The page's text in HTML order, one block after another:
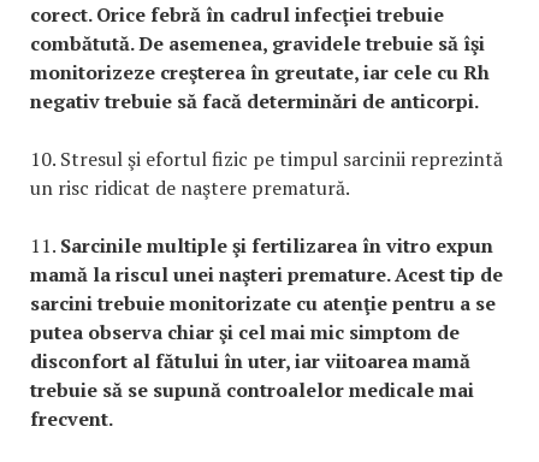
corect. Orice febră în cadrul infecţiei trebuie
combătută. De asemenea, gravidele trebuie să îşi
monitorizeze creşterea în greutate, iar cele cu Rh
negativ trebuie să facă determinări de anticorpi.
10. Stresul şi efortul fizic pe timpul sarcinii reprezintă
un risc ridicat de naştere prematură.
11. Sarcinile multiple şi fertilizarea în vitro expun
mamă la riscul unei naşteri premature. Acest tip de
sarcini trebuie monitorizate cu atenţie pentru a se
putea observa chiar şi cel mai mic simptom de
disconfort al fătului în uter, iar viitoarea mamă
trebuie să se supună controalelor medicale mai
frecvent.